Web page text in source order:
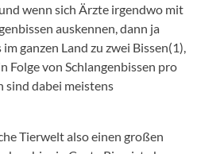
wenn sich Ärzte irgendwo mit
auskennen, dann ja
ganzen Land zu zwei Bissen(1),
Folge von Schlangenbissen pro
sind dabei meistens
Tierwelt also einen großen